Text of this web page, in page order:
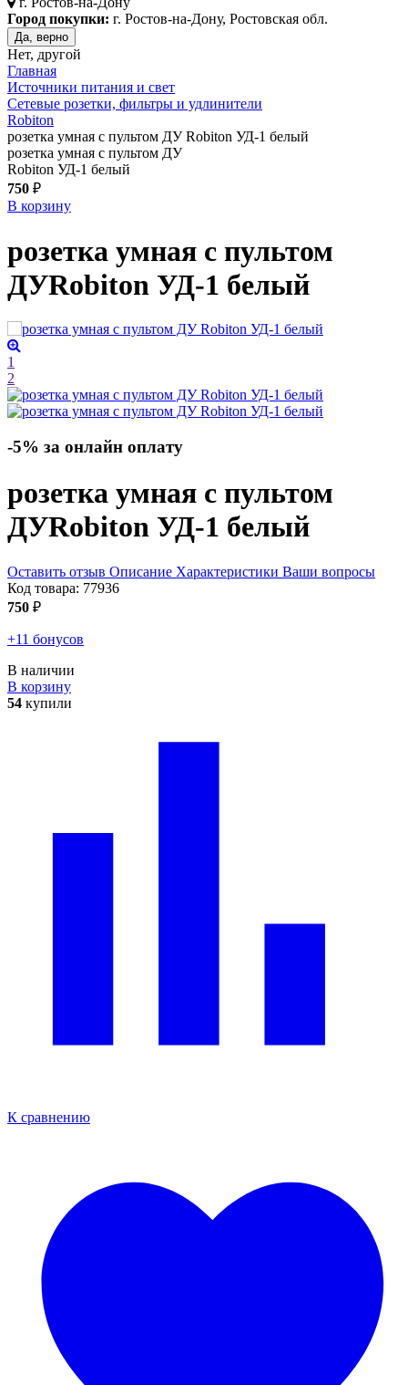
Город покупки: г. Ростов-на-Дону, Ростовская обл.
Да, верно
Нет, другой
Главная
Источники питания и свет
Сетевые розетки, фильтры и удлинители
Robiton
розетка умная с пультом ДУ Robiton УД-1 белый
розетка умная с пультом ДУ
Robiton УД-1 белый
750 ₽
В корзину
розетка умная с пультом
ДУRobiton УД-1 белый
1
2
-5% за онлайн оплату
розетка умная с пультом
ДУRobiton УД-1 белый
Оставить отзыв Описание Характеристики Ваши вопросы
Код товара: 77936
750 ₽
+11 бонусов
В наличии
В корзину
54 купили
К сравнению